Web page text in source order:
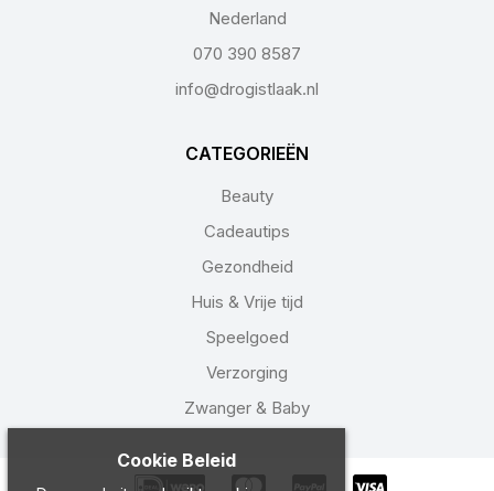
Nederland
070 390 8587
info@drogistlaak.nl
CATEGORIEËN
Beauty
Cadeautips
Gezondheid
Huis & Vrije tijd
Speelgoed
Verzorging
Zwanger & Baby
Cookie Beleid